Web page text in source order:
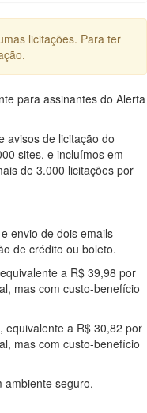
licitações. Para ter
para assinantes do Alerta
avisos de licitação do
sites, e incluímos em
de 3.000 licitações por
envio de dois emails
de crédito ou boleto.
a R$ 39,98 por
mas com custo-benefício
equivalente a R$ 30,82 por
mas com custo-benefício
ambiente seguro,